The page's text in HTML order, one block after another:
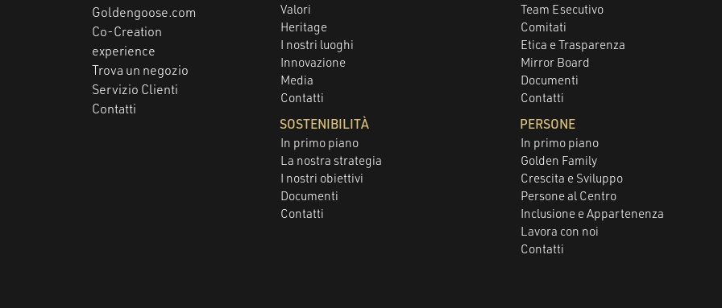
Goldengoose.com
Co-Creation
experience
Trova un negozio
Servizio Clienti
Contatti
Valori
Heritage
I nostri luoghi
Innovazione
Media
Contatti
Team Esecutivo
Comitati
Etica e Trasparenza
Mirror Board
Documenti
Contatti
SOSTENIBILITÀ
In primo piano
La nostra strategia
I nostri obiettivi
Documenti
Contatti
PERSONE
In primo piano
Golden Family
Crescita e Sviluppo
Persone al Centro
Inclusione e Appartenenza
Lavora con noi
Contatti